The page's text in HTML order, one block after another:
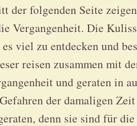
der folgenden Seite
Vergangenheit. Die
viel zu entdecken und
reisen zusammen mit
und geraten in
der damaligen
denn sie sind für